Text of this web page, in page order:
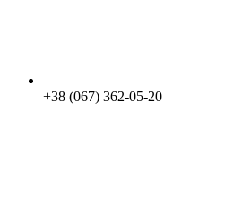
+38 (067) 362-05-20